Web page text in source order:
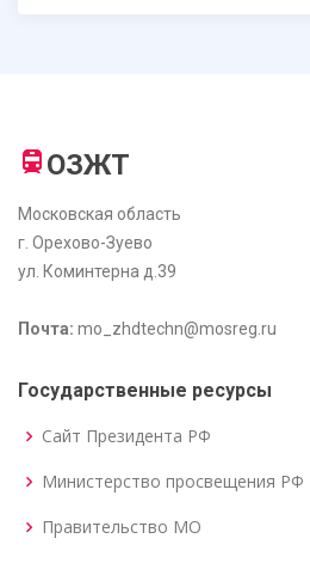
ОЗЖТ
Московская область
г. Орехово-Зуево
ул. Коминтерна д.39
Почта: mo_zhdtechn@mosreg.ru
Государственные ресурсы
Сайт Президента РФ
Министерство просвещения РФ
Правительство МО